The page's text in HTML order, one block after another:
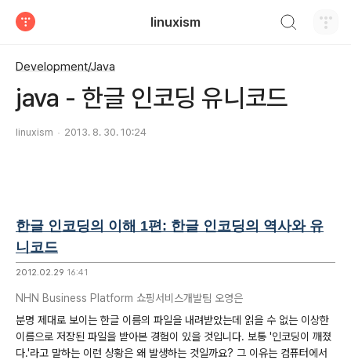
linuxism
Development/Java
java - 한글 인코딩 유니코드
linuxism 2013. 8. 30. 10:24
한글 인코딩의 이해 1편: 한글 인코딩의 역사와 유
니코드
2012.02.29 16:41
NHN Business Platform 쇼핑서비스개발팀 오영은
분명 제대로 보이는 한글 이름의 파일을 내려받았는데 읽을 수 없는 이상한
이름으로 저장된 파일을 받아본 경험이 있을 것입니다. 보통 '인코딩이 깨졌
다.'라고 말하는 이런 상황은 왜 발생하는 것일까요? 그 이유는 컴퓨터에서